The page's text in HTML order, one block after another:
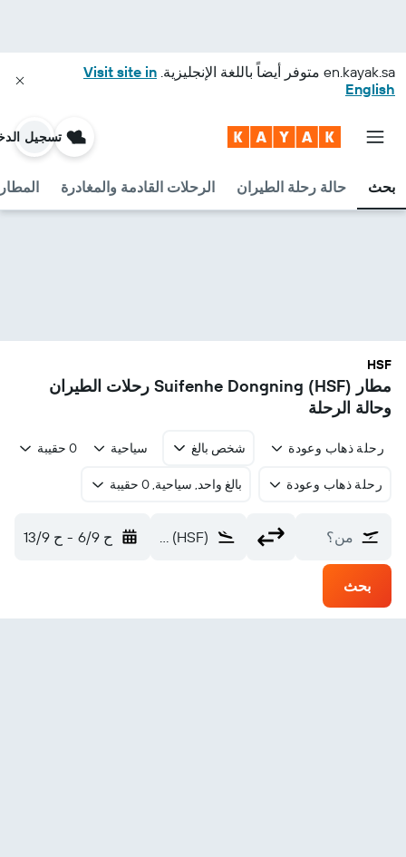
en.kayak.sa متوفر أيضاً باللغة الإنجليزية. Visit site in
English
بحث حالة رحلة الطيران الرحلات القادمة والمغادرة
تسجيل
HSF
مطار Suifenhe Dongning (HSF) رحلات الطيران
وحالة الرحلة
رحلة ذهاب وعودة شخص بالغ سياحية 0 حقيبة
رحلة ذهاب وعودة بالغ واحد, سياحية, 0 حقيبة
من؟ Suifenhe Dongning (HSF) ح 6/9 - ح 13/9
بحث